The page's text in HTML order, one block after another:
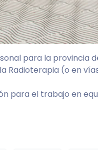
para la provincia
Radioterapia (o en
para el trabajo en